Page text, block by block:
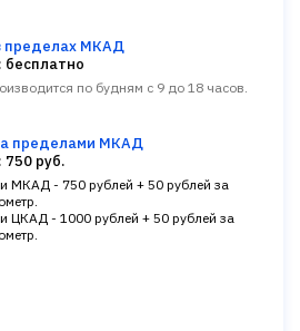
пределах МКАД
бесплатно
по будням с 9 до 18 часов.
пределами МКАД
750 руб.
МКАД - 750 рублей + 50 рублей за
ЦКАД - 1000 рублей + 50 рублей за